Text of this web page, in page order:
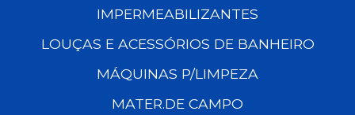
IMPERMEABILIZANTES
LOUÇAS E ACESSÓRIOS DE BANHEIRO
MÁQUINAS P/LIMPEZA
MATER.DE CAMPO